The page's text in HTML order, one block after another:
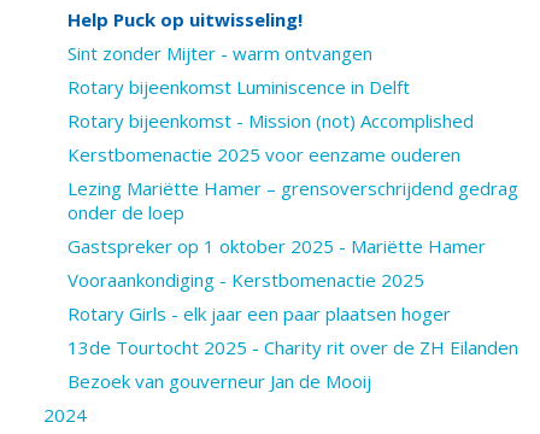
Help Puck op uitwisseling!
Sint zonder Mijter - warm ontvangen
Rotary bijeenkomst Luminiscence in Delft
Rotary bijeenkomst - Mission (not) Accomplished
Kerstbomenactie 2025 voor eenzame ouderen
Lezing Mariëtte Hamer – grensoverschrijdend gedrag
onder de loep
Gastspreker op 1 oktober 2025 - Mariëtte Hamer
Vooraankondiging - Kerstbomenactie 2025
Rotary Girls - elk jaar een paar plaatsen hoger
13de Tourtocht 2025 - Charity rit over de ZH Eilanden
Bezoek van gouverneur Jan de Mooij
2024